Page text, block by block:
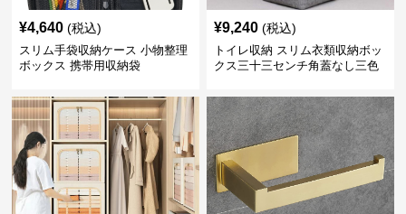
¥4,640 (税込)
スリム手袋収納ケース 小物整理
ボックス 携帯用収納袋
¥9,240 (税込)
トイレ収納 スリム衣類収納ボッ
クス三十三センチ角蓋なし三色